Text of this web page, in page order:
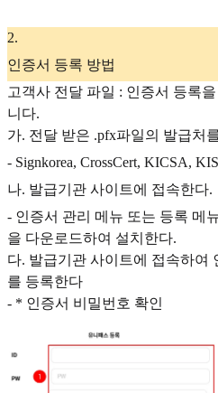
2.
인증서 등록 방법
고객사 전달 파일 : 인증서 등록
니다.
가. 전달 받은 .pfx파일의 발급처
- Signkorea, CrossCert, KICSA,
나. 발급기관 사이트에 접속한다.
- 인증서 관리 메뉴 또는 등록 메
을 다운로드하여 설치한다.
다. 발급기관 사이트에 접속하여
를 등록한다
- * 인증서 비밀번호 확인